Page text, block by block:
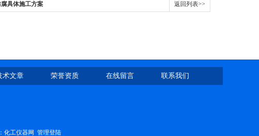
具体施工方案 返回列表>>
术文章 荣誉资质 在线留言 联系我们
化工仪器网 管理登陆